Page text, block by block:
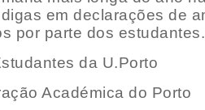
em declarações de
por parte dos estudantes.
da U.Porto
Académica do Porto